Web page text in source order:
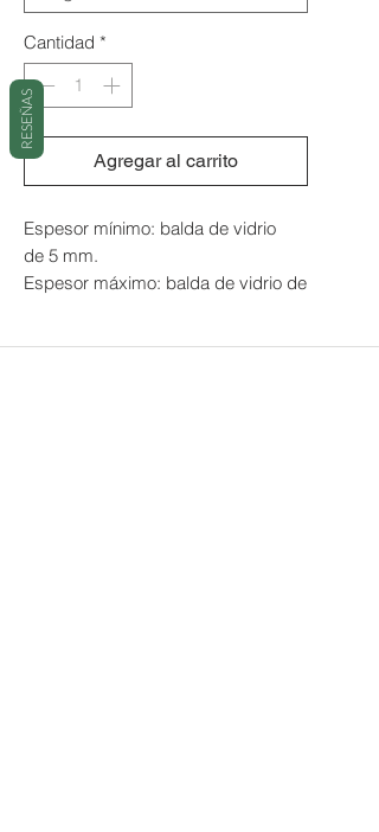
Cantidad *
Agregar al carrito
Espesor mínimo: balda de vidrio
de 5 mm.
Espesor máximo: balda de vidrio de
RESEÑAS